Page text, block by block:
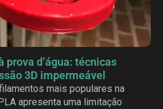
prova d’água: técnicas
3D impermeável
mais populares na
apresenta uma limitação